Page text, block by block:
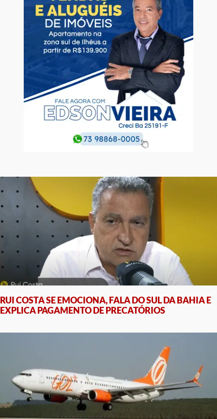
RUI COSTA SE EMOCIONA, FALA DO SUL DA BAHIA E
EXPLICA PAGAMENTO DE PRECATÓRIOS